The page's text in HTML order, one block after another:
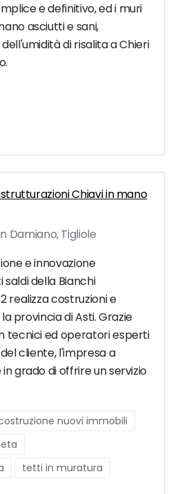
e definitivo, ed i muri
asciutti e sani,
di risalita a Chieri
Chiavi in mano
Damiano, Tigliole
e innovazione
della Bianchi
realizza costruzioni e
provincia di Asti. Grazie
tecnici ed operatori esperti
cliente, l'impresa a
grado di offrire un servizio
nuovi immobili
tetti in muratura